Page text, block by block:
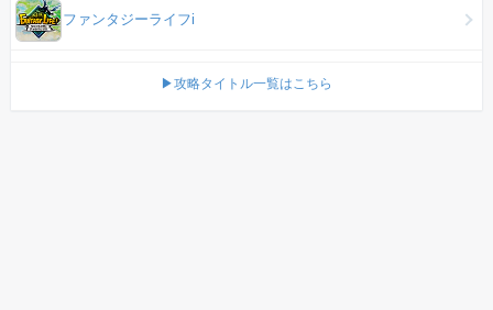
ファンタジーライフi
▶攻略タイトル一覧はこちら